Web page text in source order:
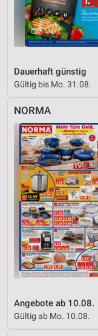
Dauerhaft günstig
Gültig bis Mo. 31.08.
NORMA
Angebote ab 10.08.
Gültig ab Mo. 10.08.